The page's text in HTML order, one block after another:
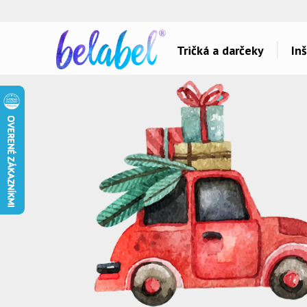
Tričká a darčeky
Dárky pro babičku
Dárky pro tátu
Dárky pro bráchu
Dárky pro dědu
Dárky pro partnera
Dárky pro partnerku
Dárky pro přátele
Témy potlačí
Láska
Šport a auta
Hlášky
Detské
Hudba & Film
Humor
Ostatné
Všetko..